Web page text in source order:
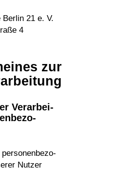
21 e. V.
4
zur
Verar­bei­
Nutzer